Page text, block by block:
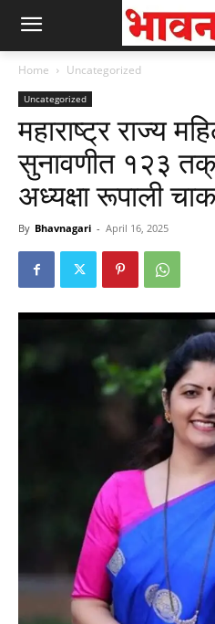
Home Uncategorized
Uncategorized
महाराष्ट्र राज्य
सुनावणीत १२३
अध्यक्षा रूपाली
By Bhavnagari - April 16, 2025